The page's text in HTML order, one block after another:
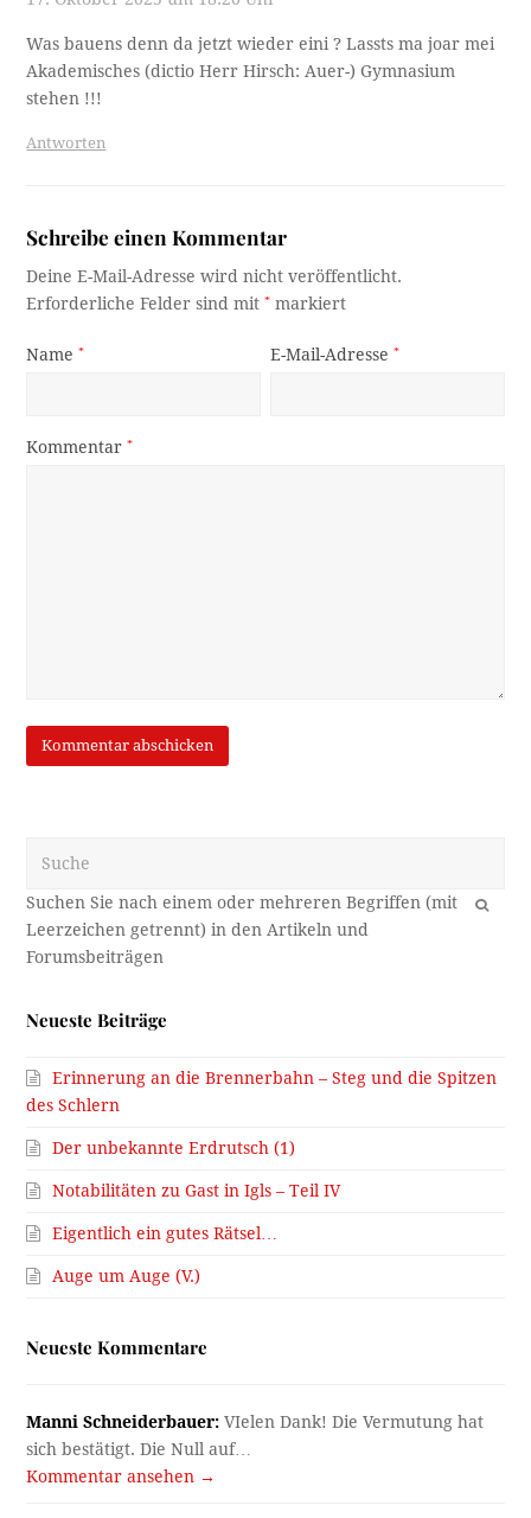
Was bauens denn da jetzt wieder eini ? Lassts ma joar mei
Akademisches (dictio Herr Hirsch: Auer-) Gymnasium
stehen !!!
Antworten
Schreibe einen Kommentar
Deine E-Mail-Adresse wird nicht veröffentlicht.
Erforderliche Felder sind mit* markiert
Name* E-Mail-Adresse*
Kommentar*
OK
Neueste Beiträge
Erinnerung an die Brennerbahn – Steg und die Spitzen
des Schlern
Der unbekannte Erdrutsch (1)
Notabilitäten zu Gast in Igls – Teil IV
Eigentlich ein gutes Rätsel…
Auge um Auge (V.)
Neueste Kommentare
Manni Schneiderbauer: VIelen Dank! Die Vermutung hat
sich bestätigt. Die Null auf…
Kommentar ansehen →